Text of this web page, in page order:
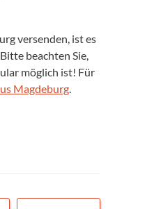
versenden, ist es
beachten Sie,
möglich ist! Für
Magdeburg.